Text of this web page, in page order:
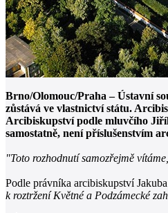
Brno/Olomouc/Praha – Ústavní
zůstává ve vlastnictví státu.
Arcibiskupství podle mluvčího
samostatně, není příslušenstvím
"Toto rozhodnutí samozřejmě
Podle právníka arcibiskupství
k roztržení Květné a Podzámecké